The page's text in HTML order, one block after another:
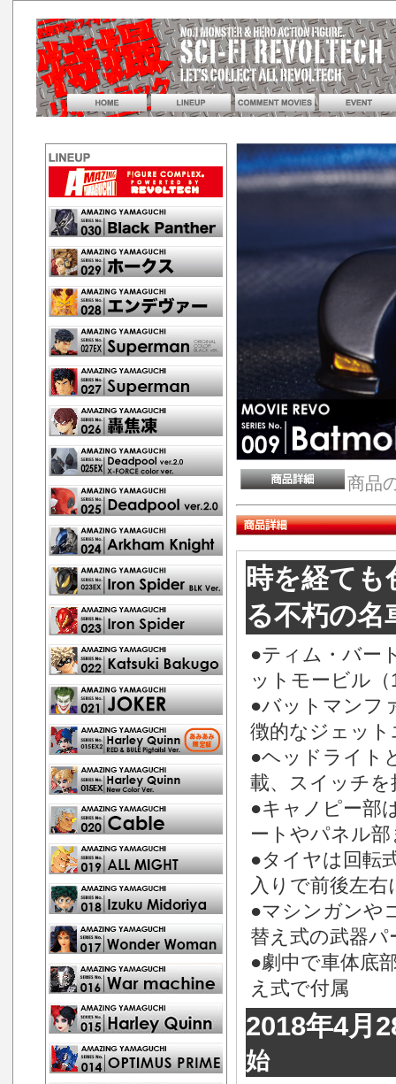
商品
時を経ても
る不朽の名
●ティム・バー
ットモービル
●バットマンフ
徴的なジェッ
●ヘッドライト
載、スイッチ
●キャノピー部
ートやパネル
●タイヤは回転
入りで前後左
●マシンガンや
替え式の武器
●劇中で車体底
え式で付属
2018年4月
始